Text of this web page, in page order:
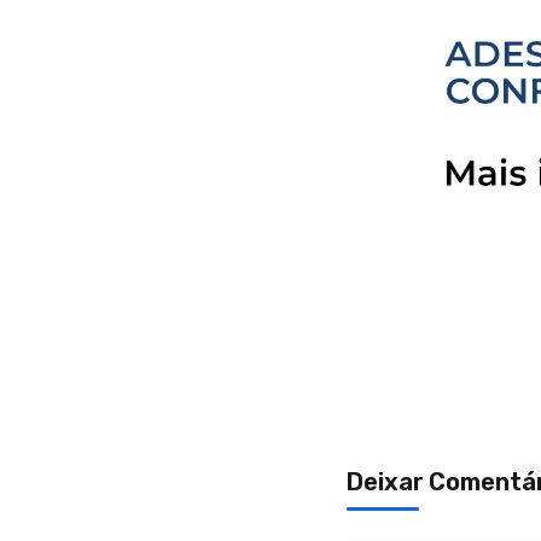
Deixar